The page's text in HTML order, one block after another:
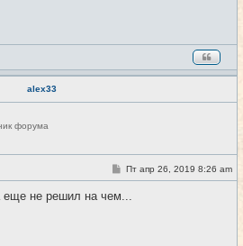
alex33
форума
#4
С
о
б
Пт апр 26, 2019 8:26 am
не решил на чем...